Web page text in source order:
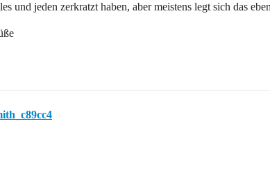
und jeden zerkratzt haben, aber meistens legt sich das